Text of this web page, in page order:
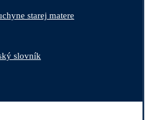
starej matere
slovník